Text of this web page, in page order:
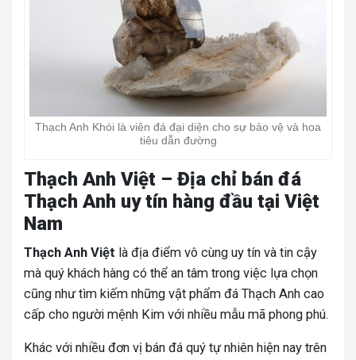
Thạch Anh Khói là viên đá đại diện cho sự bảo vệ và hoa
tiêu dẫn đường
Thạch Anh Việt – Địa chỉ bán đá
Thạch Anh uy tín hàng đầu tại Việt
Nam
Thạch Anh Việt là địa điểm vô cùng uy tín và tin cậy
mà quý khách hàng có thể an tâm trong việc lựa chọn
cũng như tìm kiếm những vật phẩm đá Thạch Anh cao
cấp cho người mệnh Kim với nhiều mẫu mã phong phú.
Khác với nhiều đơn vị bán đá quý tự nhiên hiện nay trên